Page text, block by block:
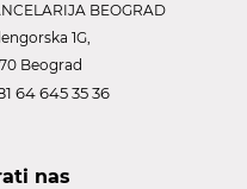
BEOGRAD
1G,
Beograd
64 645 35 36
nas